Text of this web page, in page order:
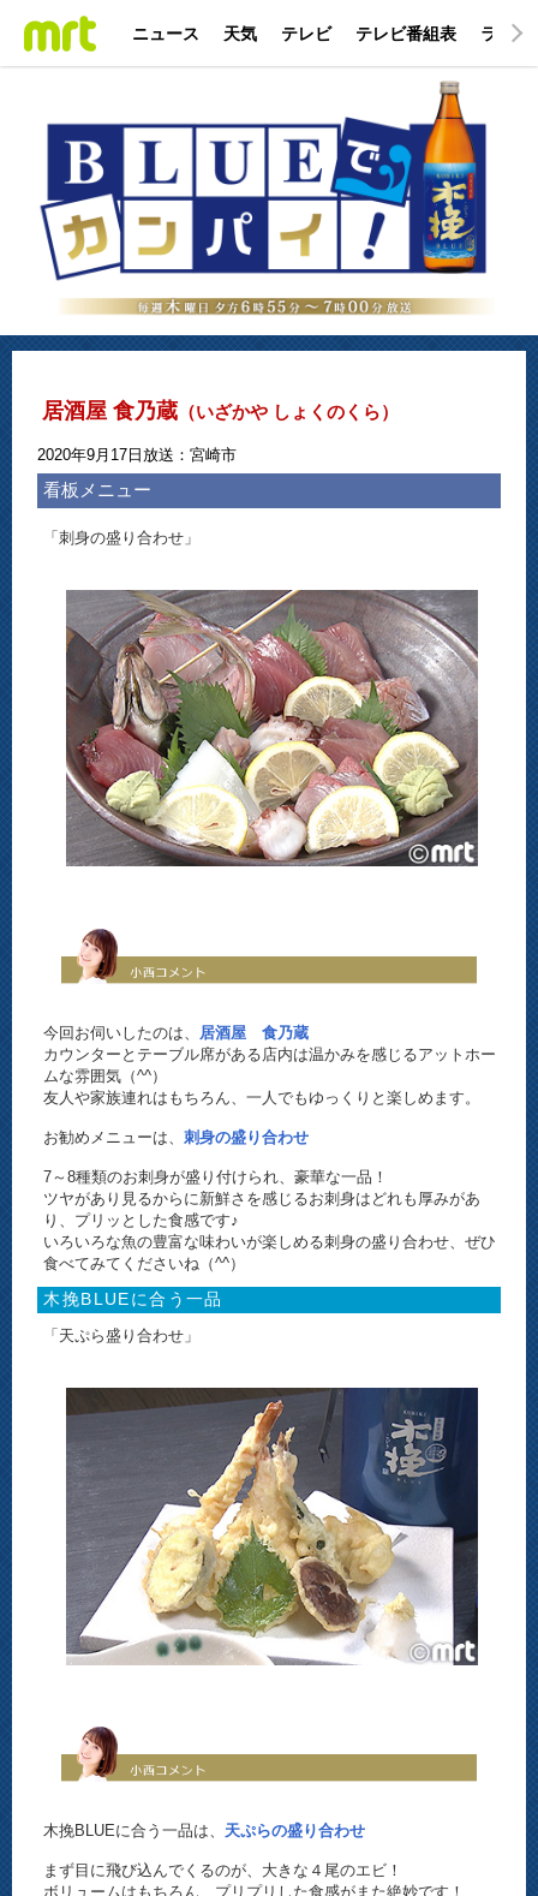
ニュース 天気 テレビ テレビ番組表 ラジオ
居酒屋 食乃蔵 （いざかや しょくのくら）
2020年9月17日放送：宮崎市
看板メニュー
「刺身の盛り合わせ」
今回お伺いしたのは、
居酒屋 食乃蔵
カウンターとテーブル席がある店内は温かみを感じるアットホー
ムな雰囲気（^^）
友人や家族連れはもちろん、一人でもゆっくりと楽しめます。
お勧めメニューは、刺身の盛り合わせ
7～8種類のお刺身が盛り付けられ、豪華な一品！
ツヤがあり見るからに新鮮さを感じるお刺身はどれも厚みがあ
り、プリッとした食感です♪
いろいろな魚の豊富な味わいが楽しめる刺身の盛り合わせ、ぜひ
食べてみてくださいね（^^）
木挽BLUEに合う一品
「天ぷら盛り合わせ」
木挽BLUEに合う一品は、 天ぷらの盛り合わせ
まず目に飛び込んでくるのが、大きな４尾のエビ！
ボリュームはもちろん、プリプリした食感がまた絶妙です！